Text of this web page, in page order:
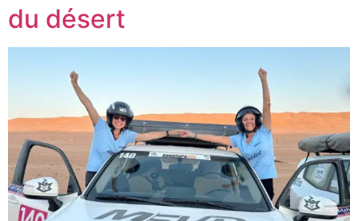
du désert